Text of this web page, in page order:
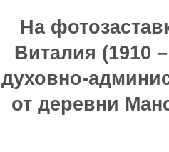
На
Виталия (1910
духовно-
от деревни